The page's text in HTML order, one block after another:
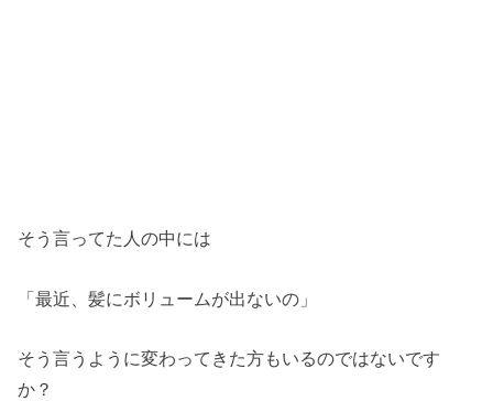
そう言ってた人の中には
「最近、髪にボリュームが出ないの」
そう言うように変わってきた方もいるのではないです
か？